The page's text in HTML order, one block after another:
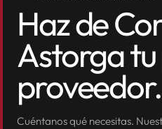
Haz de
Astorga
proveedor.
Cuéntanos qué necesitas.